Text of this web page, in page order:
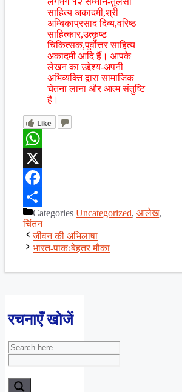
साहित्य अकादमी,श्री
अम्बिकाप्रसाद दिव्य,वरिष्ठ
साहित्कार,उत्कृष्ट
चिकित्सक,पूर्वोत्तर साहित्य
अकादमी आदि हैं। आपके
लेखन का उद्देश्य-अपनी
अभिव्यक्ति द्वारा सामाजिक
चेतना लाना और आत्म संतुष्टि
है।
Like
WhatsApp
X
Facebook
ShareCategories Uncategorized, आलेख,
चिंतन
जीवन की अभिलाषा
भारत-पाकःबेहतर मौका
रचनाएँ खोजें